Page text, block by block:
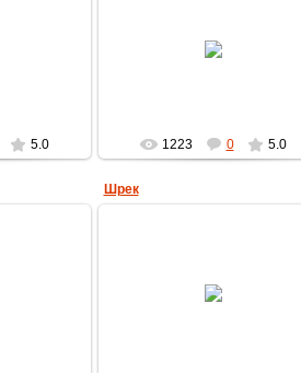
5.0 1223 0 5.0
Шрек